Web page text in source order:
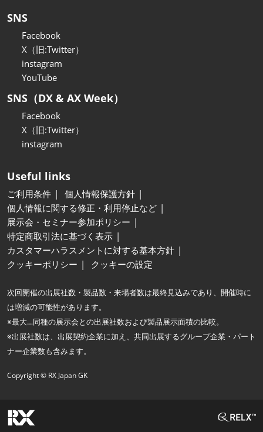
SNS
Facebook
X（旧:Twitter）
instagram
YouTube
SNS（DX & AX Week）
Facebook
X（旧:Twitter）
instagram
Useful links
ご利用条件
個人情報保護方針
個人情報に関する修正・利用停止など
展示会・セミナー参加ポリシー
特定商取引法に基づく表示
カスタマーハラスメントに対する基本方針
クッキーポリシー
クッキーの設定
次回開催の出展社数・製品数・来場者数は最終見込みであり、開催時に
は増減の可能性があります。
※最大…同種の展示会との出展社数および製品展示面積の比較。
※出展社数は、出展契約企業に加え、共同出展するグループ企業・パート
ナー企業数も含みます。
Copyright © RX Japan GK